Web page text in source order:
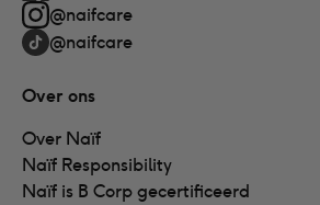
@naifcare
@naifcare
Over ons
Over Naïf
Naïf Responsibility
Naïf is B Corp gecertificeerd